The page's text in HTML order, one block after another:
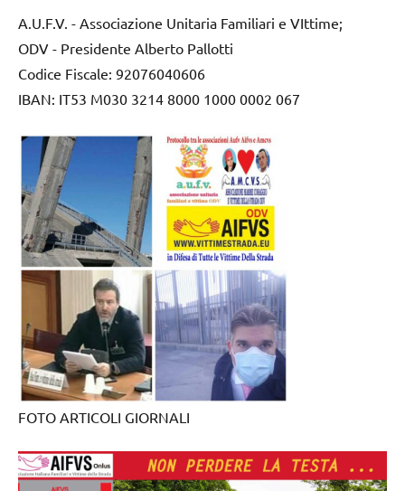
A.U.F.V. - Associazione Unitaria Familiari e VIttime;
ODV - Presidente Alberto Pallotti
Codice Fiscale: 92076040606
IBAN: IT53 M030 3214 8000 1000 0002 067
FOTO ARTICOLI GIORNALI